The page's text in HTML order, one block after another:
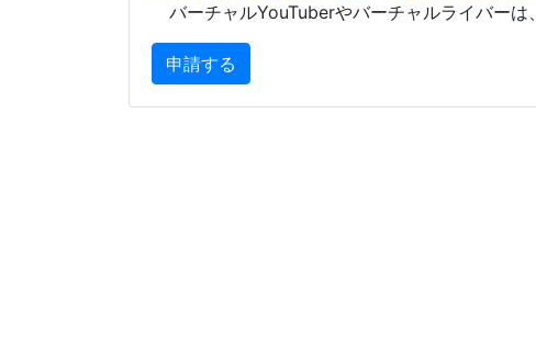
バーチャルYouTuberやバーチャルライバーは、
申請する